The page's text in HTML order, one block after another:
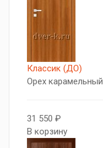
Классик (ДО)
Орех карамельный
31 550 ₽
В корзину